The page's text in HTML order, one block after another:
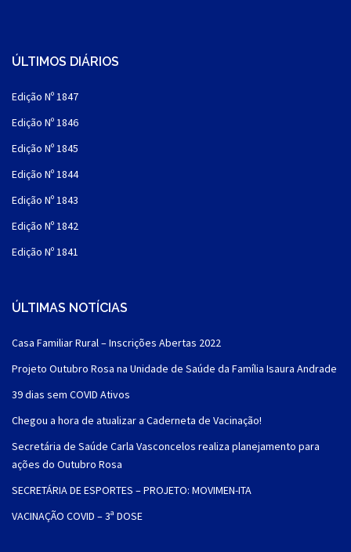
ÚLTIMOS DIÁRIOS
Edição Nº 1847
Edição Nº 1846
Edição Nº 1845
Edição Nº 1844
Edição Nº 1843
Edição Nº 1842
Edição Nº 1841
ÚLTIMAS NOTÍCIAS
Casa Familiar Rural – Inscrições Abertas 2022
Projeto Outubro Rosa na Unidade de Saúde da Família Isaura Andrade
39 dias sem COVID Ativos
Chegou a hora de atualizar a Caderneta de Vacinação!
Secretária de Saúde Carla Vasconcelos realiza planejamento para
ações do Outubro Rosa
SECRETÁRIA DE ESPORTES – PROJETO: MOVIMEN-ITA
VACINAÇÃO COVID – 3ª DOSE